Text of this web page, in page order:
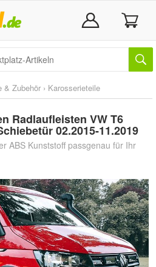
& Zubehör › Karosserieteile
Radlaufleisten VW T6
02.2015-11.2019
ABS Kunststoff passgenau für Ihr